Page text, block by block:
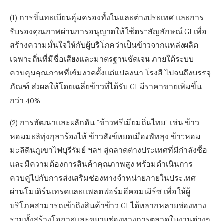
(1) การขึ้นทะเบียนคุ้มครองทั้งในและต่างประเทศ และการ
รับรองคุณภาพผ่านการอนุญาตให้ใช้ตราสัญลักษณ์ GI เพื่อ
สร้างความมั่นใจให้กับผู้บริโภคว่าเป็นข้าวจากแหล่งผลิต
เฉพาะถิ่นที่มีชื่อเสียงและมาตรฐานชัดเจน ภายใต้ระบบ
ควบคุมคุณภาพที่เข้มงวดตั้งแต่แปลงนา โรงสี ไปจนถึงบรรจุ
ภัณฑ์ ส่งผลให้โดยเฉลี่ยข้าวที่ได้รับ GI มีราคาขายเพิ่มขึ้น
กว่า 40%
(2) การพัฒนาและผลักดัน “ข้าวพรีเมียมถิ่นไทย” เช่น ข้าว
หอมมะลิทุ่งกุลาร้องไห้ ข้าวสังข์หยดเมืองพัทลุง ข้าวหอม
มะลิดินภูเขาไฟบุรีรัมย์ ฯลฯ สู่ตลาดต่างประเทศที่มีกำลังซื้อ
และมีความต้องการสินค้าคุณภาพสูง พร้อมดำเนินการ
ควบคู่ไปกับการส่งเสริมช่องทางจำหน่ายภายในประเทศ
ผ่านโมเดิร์นเทรดและแพลตฟอร์มอีคอมเมิร์ซ เพื่อให้ผู้
บริโภคสามารถเข้าถึงสินค้าข้าว GI ได้หลากหลายช่องทาง